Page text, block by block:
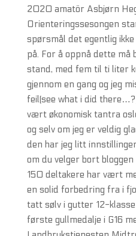
2020 amatör Asbjørn
Orienteringssesongen
spørsmål det egentlig
på. For å oppnå dette må
stand, med fem til ti liter
gjennom en gang og jeg
feil(see what i did
vært økonomisk tantra
og selv om jeg er veldig
den har jeg litt
om du velger bort
150 deltakere har vært
en solid forbedring fra i
tatt sølv i gutter 12-
første gullmedalje i G16